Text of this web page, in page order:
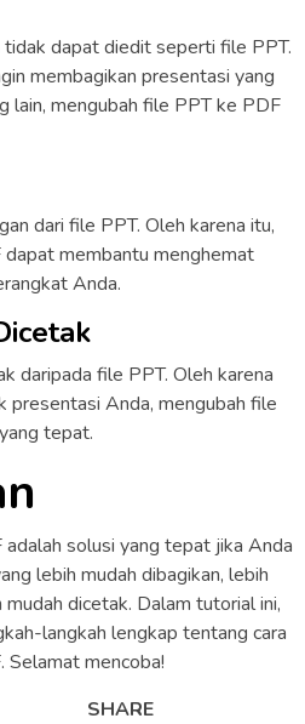
tidak dapat diedit seperti file PPT.
membagikan presentasi yang
lain, mengubah file PPT ke PDF
dari file PPT. Oleh karena itu,
membantu menghemat
Anda.
daripada file PPT. Oleh karena
presentasi Anda, mengubah file
tepat.
solusi yang tepat jika Anda
lebih mudah dibagikan, lebih
mudah dicetak. Dalam tutorial ini,
langkah lengkap tentang cara
mencoba!
SHARE